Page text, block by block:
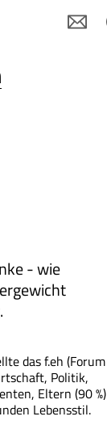
- wie
das f.eh (Forum
Politik,
Eltern (90 %)
Lebensstil.